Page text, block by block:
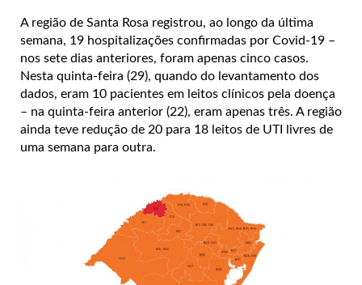
A região de Santa Rosa registrou, ao longo da última
semana, 19 hospitalizações confirmadas por Covid-19 –
nos sete dias anteriores, foram apenas cinco casos.
Nesta quinta-feira (29), quando do levantamento dos
dados, eram 10 pacientes em leitos clínicos pela doença
– na quinta-feira anterior (22), eram apenas três. A região
ainda teve redução de 20 para 18 leitos de UTI livres de
uma semana para outra.